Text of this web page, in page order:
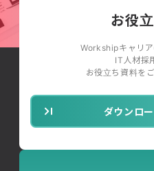
お役
Workshipキャリア
IT人材採
お役立ち資料を
ダウンロ